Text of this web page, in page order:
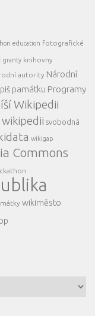
education fotografické
granty knihovny
autority Národní
památku Programy
Wikipedii
svobodná
wikigap
Commons
wikiměsto